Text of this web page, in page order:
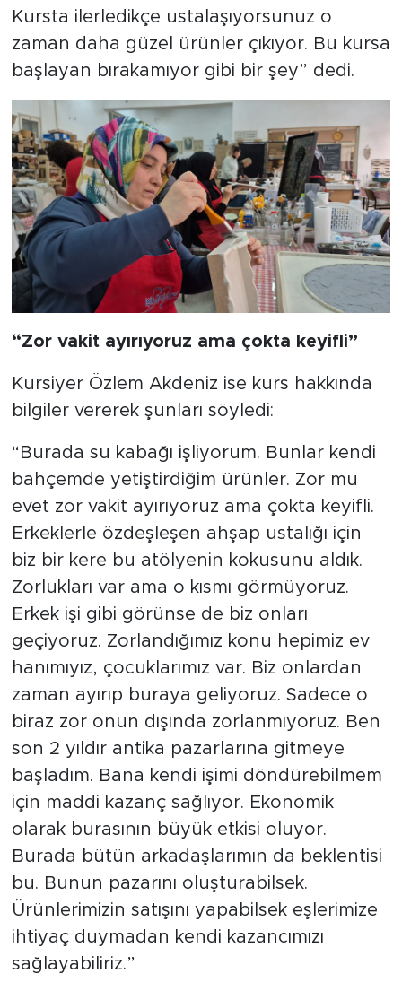
Kursta ilerledikçe ustalaşıyorsunuz o
zaman daha güzel ürünler çıkıyor. Bu kursa
başlayan bırakamıyor gibi bir şey” dedi.
“Zor vakit ayırıyoruz ama çokta keyifli”
Kursiyer Özlem Akdeniz ise kurs hakkında
bilgiler vererek şunları söyledi:
“Burada su kabağı işliyorum. Bunlar kendi
bahçemde yetiştirdiğim ürünler. Zor mu
evet zor vakit ayırıyoruz ama çokta keyifli.
Erkeklerle özdeşleşen ahşap ustalığı için
biz bir kere bu atölyenin kokusunu aldık.
Zorlukları var ama o kısmı görmüyoruz.
Erkek işi gibi görünse de biz onları
geçiyoruz. Zorlandığımız konu hepimiz ev
hanımıyız, çocuklarımız var. Biz onlardan
zaman ayırıp buraya geliyoruz. Sadece o
biraz zor onun dışında zorlanmıyoruz. Ben
son 2 yıldır antika pazarlarına gitmeye
başladım. Bana kendi işimi döndürebilmem
için maddi kazanç sağlıyor. Ekonomik
olarak burasının büyük etkisi oluyor.
Burada bütün arkadaşlarımın da beklentisi
bu. Bunun pazarını oluşturabilsek.
Ürünlerimizin satışını yapabilsek eşlerimize
ihtiyaç duymadan kendi kazancımızı
sağlayabiliriz.”